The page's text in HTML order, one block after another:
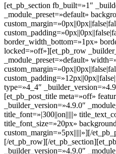
[et_pb_section fb_built=»1″
_module_preset=»default»
border_width_bottom=»1px»
locked=»off»][et_pb_row
_module_preset=»default»
type=»4_4″
[et_pb_post_title meta=»off»
_builder_version=»4.9.0″
title_font=»|300||on|||||»
title_font_size=»20px»
custom_margin=»5px|||||»][/
[/et_pb_row][/
_builder_version=»4.9.0″